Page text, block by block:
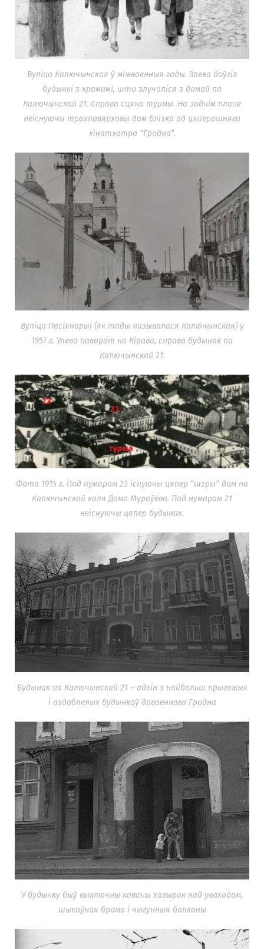
Вуліца Калючынская ў міжваенныя гады. Злева доўгія
будынкі з крамамі, што злучаліся з домай па
Калючынскай 21. Справа сцяна турмы. На заднім плане
неіснуючы трохпавярховы дом блізка ад цяперашняга
кінатэатра “Гродна”.
Вуліца Пасіянарыі (як тады называлася Калючынская) у
1957 г. Улева паварот на Кірава, справа будынак па
Калючынскай 21.
Фота 1915 г. Пад нумарам 23 існуючы цяпер “шэры” дом на
Калючынскай каля Дома Мураўёва. Пад нумарам 21
неіснуючы цяпер будынак.
Будынак па Калючынскай 21 – адзін з найбольш прыгожых
і аздобленых будынкаў даваеннага Гродна
У будынку быў выключны каваны казырок над уваходам,
шыкоўная брама і чыгунныя балконы